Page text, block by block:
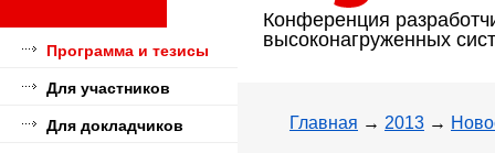
Программа и тезисы
Для участников
Для докладчиков
Конференция
высоконагруженных
Главная → 2013 →